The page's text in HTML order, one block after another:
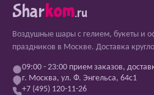
Sharkom.ru
Воздушные шары с гелием, букеты и
праздников в Москве. Доставка
09:00 - 23:00 прием заказов,
г. Москва, ул. Ф. Энгельса, 64с1
+7 (495) 120-11-26